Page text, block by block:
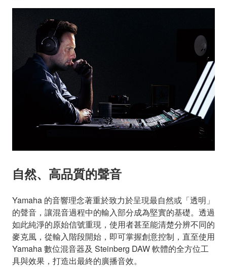
自然、高品質的聲音
Yamaha 的音響理念著重於致力於呈現最自然或「透明」
的聲音，讓混音過程中的輸入部分成為堅實的基礎。透過
如此純淨的原始信號重現，使用者甚至能清楚分辨不同的
麥克風，從輸入階段開始，即可掌握創意控制，直至使用
Yamaha 數位混音器及 Steinberg DAW 軟體的全方位工
具與效果，打造出最終的廣播音效。